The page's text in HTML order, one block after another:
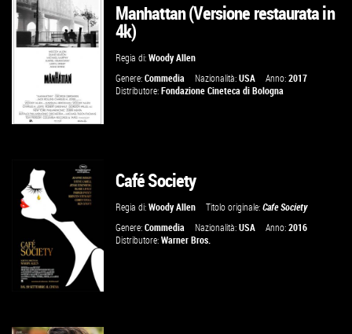
GUARDA IL TRAILER
VAI ALLA SCHEDA
GUARDA IL TRAILER
VAI ALLA SCHEDA
Manhattan (Versione restaurata in
4k)
Regia di:Woody Allen
Genere:Commedia Nazionalità:USA Anno:2017
Distributore:Fondazione Cineteca di Bologna
Café Society
Regia di:Woody Allen Titolo originale:Cafe Society
Genere:Commedia Nazionalità:USA Anno:2016
Distributore:Warner Bros.